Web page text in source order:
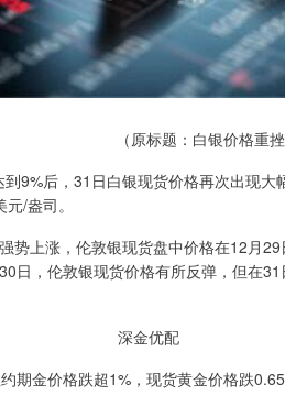
（原标题：白银价格重
9%后，31日白银现货价格再次出现大
/盎司。
势上涨，伦敦银现货盘中价格在12月
日，伦敦银现货价格有所反弹，但在
深金优配
期金价格跌超1%，现货黄金价格跌
深证成指